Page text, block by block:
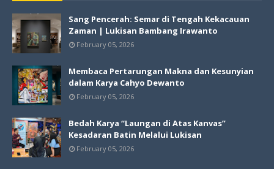
Sang Pencerah: Semar di Tengah Kekacauan
Zaman | Lukisan Bambang Irawanto
February 05, 2026
Membaca Pertarungan Makna dan Kesunyian
dalam Karya Cahyo Dewanto
February 05, 2026
Bedah Karya “Laungan di Atas Kanvas”
Kesadaran Batin Melalui Lukisan
February 05, 2026